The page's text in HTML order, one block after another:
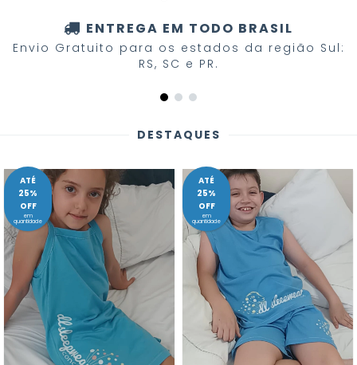
ENTREGA EM TODO BRASIL
Envio Gratuito para os estados da região Sul:
RS, SC e PR.
DESTAQUES
ATÉ
25%
OFF
em
quantidade
ATÉ
25%
OFF
em
quantidade